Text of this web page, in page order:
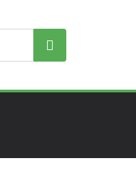
Search